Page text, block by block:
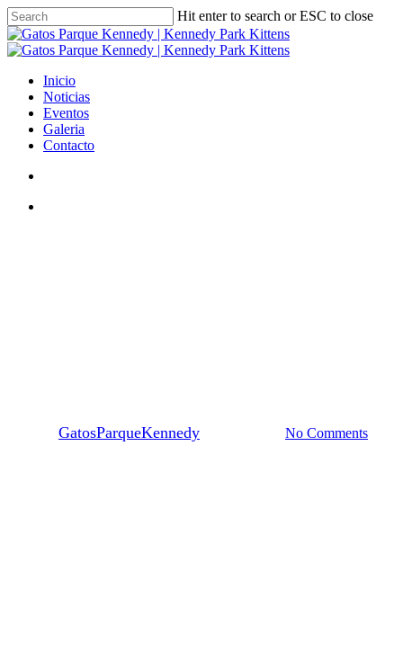
Skip
to
main
Hit enter to search or ESC to close
Close
Search
search
Menu
Inicio
Noticias
Eventos
Galeria
Contacto
GatosParqueKennedy No Comments